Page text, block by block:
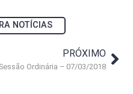
NOTÍCIAS
PRÓXIMO
Sessão Ordinária – 07/03/2018